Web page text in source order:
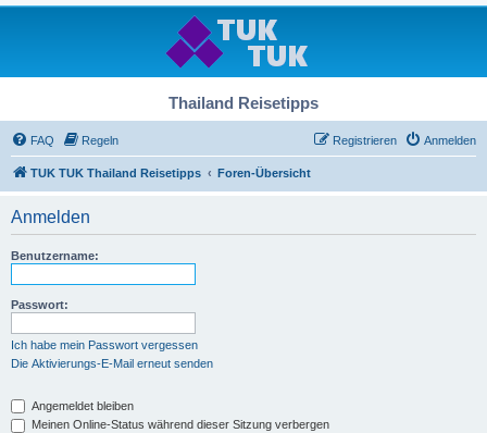
Thailand Reisetipps
FAQ Regeln Anmelden
Registrieren
TUK TUK Thailand Reisetipps Foren-Übersicht
Anmelden
Benutzername:
Passwort:
Ich habe mein Passwort vergessen
Die Aktivierungs-E-Mail erneut senden
Angemeldet bleiben
Meinen Online-Status während dieser Sitzung verbergen